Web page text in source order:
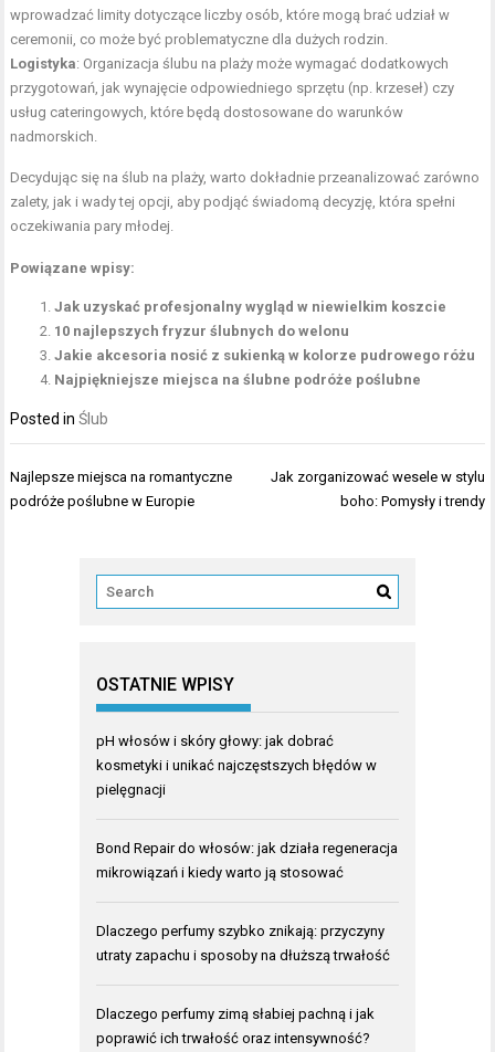
wprowadzać limity dotyczące liczby osób, które mogą brać udział w
ceremonii, co może być problematyczne dla dużych rodzin
Logistyka: Organizacja ślubu na plaży może wymagać dodatkowych
przygotowań, jak wynajęcie odpowiedniego sprzętu (np. krzeseł) czy
usług cateringowych, które będą dostosowane do warunków
nadmorskich.
Decydując się na ślub na plaży, warto dokładnie przeanalizować zarówno
zalety, jak i wady tej opcji, aby podjąć świadomą decyzję, która spełni
oczekiwania pary młodej.
Powiązane wpisy:
Jak uzyskać profesjonalny wygląd w niewielkim koszcie
10 najlepszych fryzur ślubnych do welonu
Jakie akcesoria nosić z sukienką w kolorze pudrowego różu
Najpiękniejsze miejsca na ślubne podróże poślubne
Posted inŚlub
Nawigacja
wpisu
Najlepsze miejsca na romantyczne
podróże poślubne w Europie
Jak zorganizować wesele w stylu
boho: Pomysły i trendy
OSTATNIE WPISY
pH włosów i skóry głowy: jak dobrać
kosmetyki i unikać najczęstszych błędów w
pielęgnacji
Bond Repair do włosów: jak działa regeneracja
mikrowiązań i kiedy warto ją stosować
Dlaczego perfumy szybko znikają: przyczyny
utraty zapachu i sposoby na dłuższą trwałość
Dlaczego perfumy zimą słabiej pachną i jak
poprawić ich trwałość oraz intensywność?